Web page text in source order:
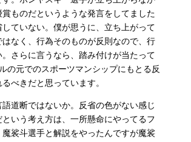
ものだというような発言をしてました
ていない。僕が思うに、立ち上がって
なく、行為そのものが反則なので、行
さらに言うなら、踏み付けが当たって
の元でのスポーツマンシップにもとる反
べきだと思っています。
道断ではないか。反省の色がない感じ
いう考え方は、一所懸命にやってるフ
裟斗選手と解説をやったんですが魔裟